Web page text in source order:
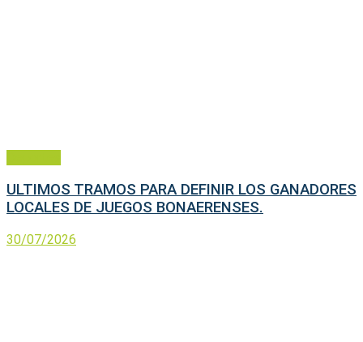
ULTIMOS TRAMOS PARA DEFINIR LOS GANADORES
LOCALES DE JUEGOS BONAERENSES.
30/07/2026